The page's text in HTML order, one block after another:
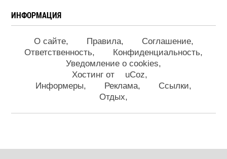
ИНФОРМАЦИЯ
О сайте Правила
Соглашение
Ответственность
Конфиденциальность
Уведомление о cookies
Хостинг от
uCoz
Информеры
Реклама
Ссылки
Отдых